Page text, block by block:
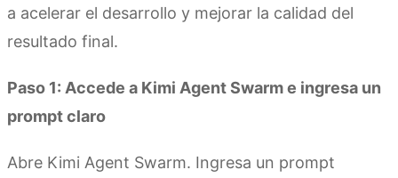
a acelerar el desarrollo y mejorar la calidad del
resultado final.
Paso 1: Accede a Kimi Agent Swarm e ingresa un
prompt claro
Abre Kimi Agent Swarm. Ingresa un prompt